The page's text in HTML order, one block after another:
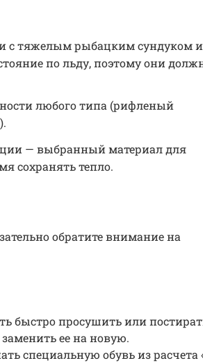
с тяжелым рыбацким сундуком
по льду, поэтому они
любого типа (рифленый
— выбранный материал для
сохранять тепло.
обратите внимание на
быстро просушить или
ее на новую.
специальную обувь из расчета